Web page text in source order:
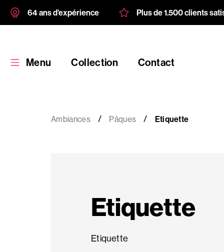
64 ans d'expérience Plus de 1.500 clients
Menu Collection Contact
personnalisé
Ambiances Pâques Etiquette
Etiquette
Etiquette